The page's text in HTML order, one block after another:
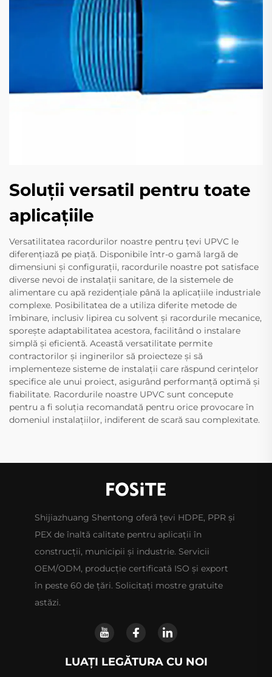
Soluții versatil pentru toate
aplicațiile
Versatilitatea racordurilor noastre pentru țevi UPVC le
diferențiază pe piață. Disponibile într-o gamă largă de
dimensiuni și configurații, racordurile noastre pot satisface
diverse nevoi de instalații sanitare, de la sistemele de
alimentare cu apă rezidențiale până la aplicațiile industriale
complexe. Posibilitatea de a utiliza diferite metode de
îmbinare, inclusiv lipirea cu solvent și racordurile mecanice,
sporește adaptabilitatea acestora, facilitând o instalare
simplă și eficientă. Această versatilitate permite
contractorilor și inginerilor să proiecteze și să
implementeze sisteme de instalații care răspund cerințelor
specifice ale unui proiect, asigurând performanță optimă și
fiabilitate. Racordurile noastre UPVC sunt concepute
pentru a fi soluția recomandată pentru orice provocare în
domeniul instalațiilor, indiferent de scară sau complexitate.
Shijiazhuang Shentong oferă țevi HDPE, PPR și
PEX de înaltă calitate pentru aplicații în
construcții, municipii și industrie. Servicii
OEM/ODM, producție certificată ISO și export
în peste 60 de țări. Solicitați mostre gratuite
astăzi.
LUAȚI LEGĂTURA CU NOI